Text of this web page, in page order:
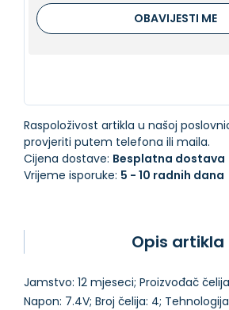
OBAVIJESTI ME
Raspoloživost artikla u našoj
provjeriti putem telefona ili maila.
Cijena dostave: Besplatna dostava
Vrijeme isporuke: 5 - 10 radnih dana
Opis artikla
Jamstvo: 12 mjeseci; Proizvođač
Napon: 7.4V; Broj čelija: 4;